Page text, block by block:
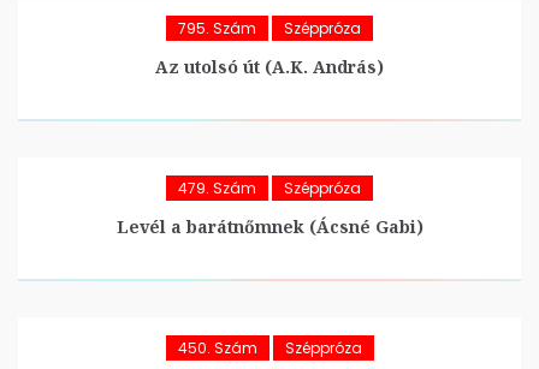
795. Szám Széppróza
Az utolsó út (A.K. András)
479. Szám Széppróza
Levél a barátnőmnek (Ácsné Gabi)
450. Szám Széppróza